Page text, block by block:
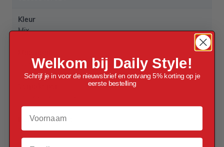
Kleur
Mix
Folie
Helium Geschikt
Ja
Welkom bij Daily Style!
Schrijf je in voor de nieuwsbrief en ontvang 5% korting op je
eerste bestelling
Voornaam
Email